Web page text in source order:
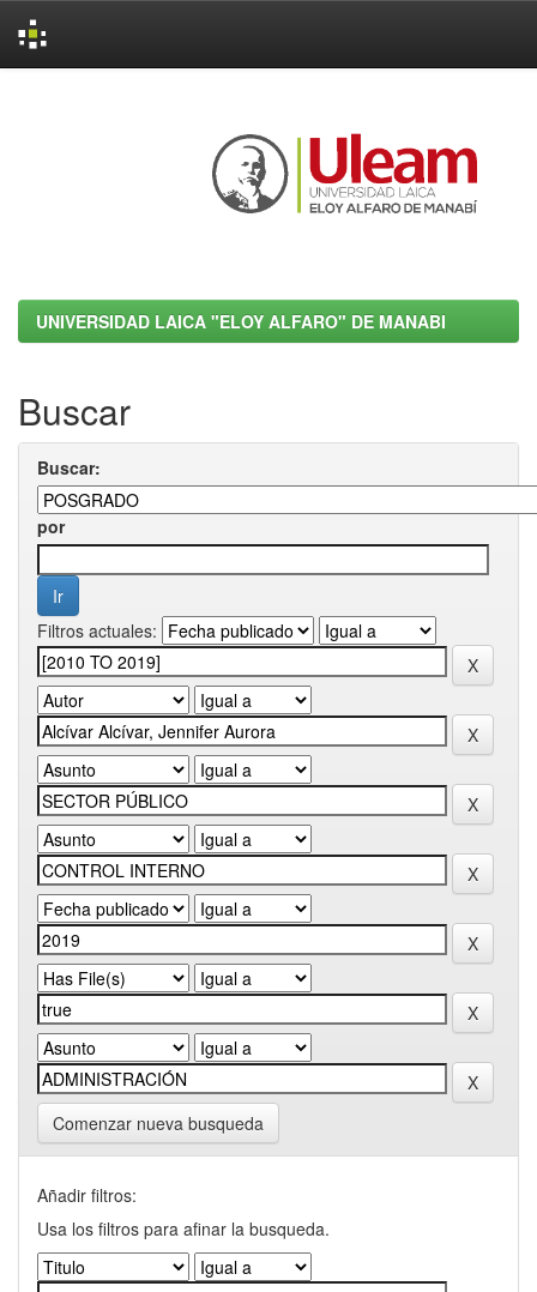
UNIVERSIDAD LAICA "ELOY ALFARO" DE MANABI
Buscar
Buscar:
por
Filtros actuales:
Comenzar nueva busqueda
Añadir filtros:
Usa los filtros para afinar la busqueda.